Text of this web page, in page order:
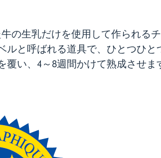
の生乳だけを使用して作られる
と呼ばれる道具で、ひとつひと
い、4～8週間かけて熟成させま